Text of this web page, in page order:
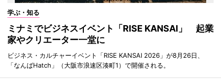
学ぶ・知る
ミナミでビジネスイベント「RISE KANSAI」 起業
家やクリエーター一堂に
ビジネス・カルチャーイベント「RISE KANSAI 2026」が8月26日、
「なんばHatch」（大阪市浪速区湊町1）で開催される。